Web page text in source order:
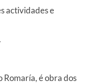
actividades e
é obra dos